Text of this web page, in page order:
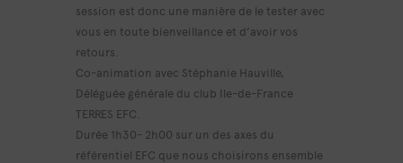
session est donc une manière de le tester avec
vous en toute bienveillance et d’avoir vos
retours.
Co-animation avec Stéphanie Hauville,
Déléguée générale du club Ile-de-France
TERRES EFC.
Durée 1h30- 2h00 sur un des axes du
référentiel EFC que nous choisirons ensemble